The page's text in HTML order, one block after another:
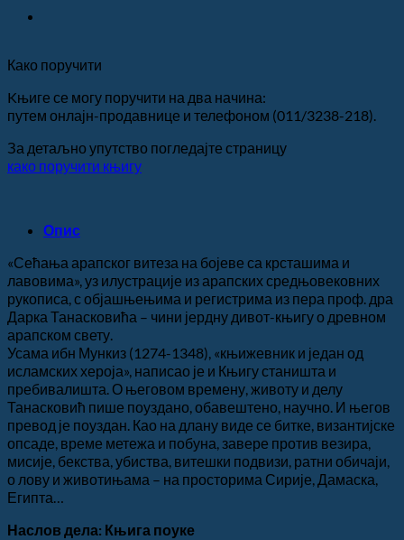
Како поручити
Kњиге се могу поручити на два начина:
путем онлајн-продавнице и телефоном (011/3238-218).
За детаљно упутство погледајте страницу
како поручити књигу
Опис
«Сећања арапског витеза на бојеве са крсташима и
лавовима», уз илустрације из арапских средњовековних
рукописа, с објашњењима и регистрима из пера проф. дра
Дарка Танасковића – чини јердну дивот-књигу о древном
арапском свету.
Усама ибн Мункиз (1274-1348), «књижевник и један од
исламских хероја», написао је и Књигу станишта и
пребивалишта. О његовом времену, животу и делу
Танасковић пише поуздано, обавештено, научно. И његов
превод је поуздан. Као на длану виде се битке, византијске
опсаде, време метежа и побуна, завере против везира,
мисије, бекства, убиства, витешки подвизи, ратни обичаји,
о лову и животињама – на просторима Сирије, Дамаска,
Египта…
Наслов дела: Књига поуке